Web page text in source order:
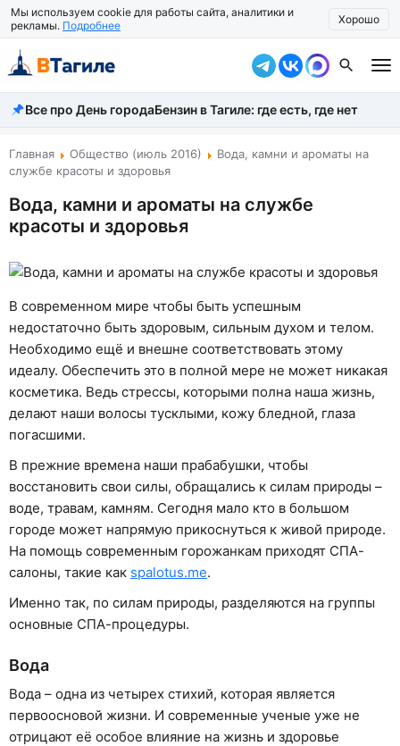
Мы используем cookie для работы сайта, аналитики и
рекламы. Подробнее Хорошо
Все новости
Происшествия
Власть
Жизнь
Общество
Рассказать новость
Все про День городаБензин в Тагиле: где есть, где нет
Главная Общество (июль 2016)
Вода, камни и ароматы на
службе красоты и здоровья
Вода, камни и ароматы на службе
красоты и здоровья
В современном мире чтобы быть успешным
недостаточно быть здоровым, сильным духом и телом.
Необходимо ещё и внешне соответствовать этому
идеалу. Обеспечить это в полной мере не может никакая
косметика. Ведь стрессы, которыми полна наша жизнь,
делают наши волосы тусклыми, кожу бледной, глаза
погасшими.
В прежние времена наши прабабушки, чтобы
восстановить свои силы, обращались к силам природы –
воде, травам, камням. Сегодня мало кто в большом
городе может напрямую прикоснуться к живой природе.
На помощь современным горожанкам приходят СПА-
салоны, такие как spalotus.me.
Именно так, по силам природы, разделяются на группы
основные СПА-процедуры.
Вода
Вода – одна из четырех стихий, которая является
первоосновой жизни. И современные ученые уже не
отрицают её особое влияние на жизнь и здоровье